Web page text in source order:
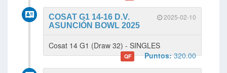
2025-02-10
COSAT G1 14-16 D.V.
ASUNCIÓN BOWL 2025
Cosat 14 G1 (Draw 32) - SINGLES
QF Puntos:320.00